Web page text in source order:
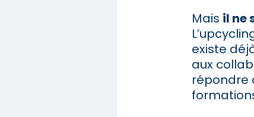
Mais il ne
existe
aux
répondre